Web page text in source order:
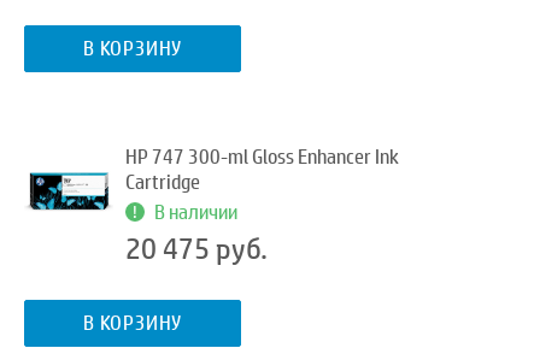
В КОРЗИНУ
HP 747 300-ml Gloss Enhancer Ink
Cartridge
В наличии
20 475 руб.
В КОРЗИНУ